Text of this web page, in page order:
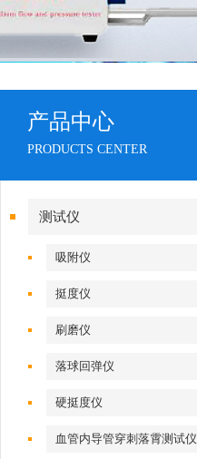
产品中心
PRODUCTS CENTER
测试仪
吸附仪
挺度仪
刷磨仪
落球回弹仪
硬挺度仪
血管内导管穿刺落霄测试仪